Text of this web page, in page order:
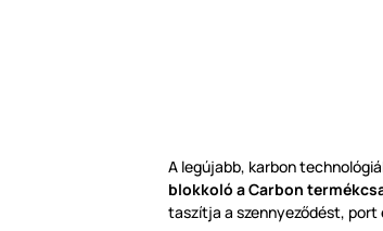
A legújabb, karbon
blokkoló a Carbon
taszítja a szennyeződést, port